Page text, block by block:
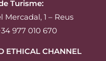
Turisme:
Mercadal, 1 – Reus
977 010 670
ETHICAL CHANNEL